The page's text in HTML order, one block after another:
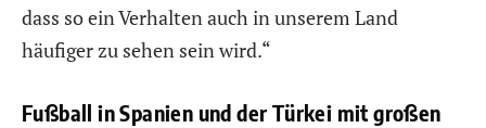
dass so ein Verhalten auch in unserem Land
häufiger zu sehen sein wird.“
Fußball in Spanien und der Türkei mit großen